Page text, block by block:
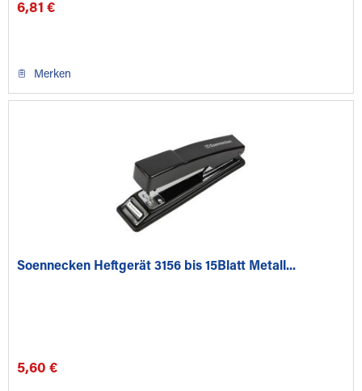
6,81 €
Merken
Soennecken Heftgerät 3156 bis 15Blatt Metall...
5,60 €